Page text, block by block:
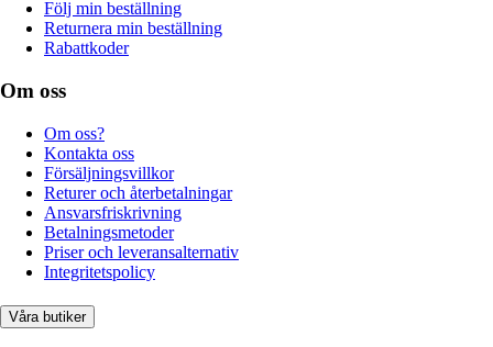
Följ min beställning
Returnera min beställning
Rabattkoder
Om oss
Om oss?
Kontakta oss
Försäljningsvillkor
Returer och återbetalningar
Ansvarsfriskrivning
Betalningsmetoder
Priser och leveransalternativ
Integritetspolicy
Våra butiker